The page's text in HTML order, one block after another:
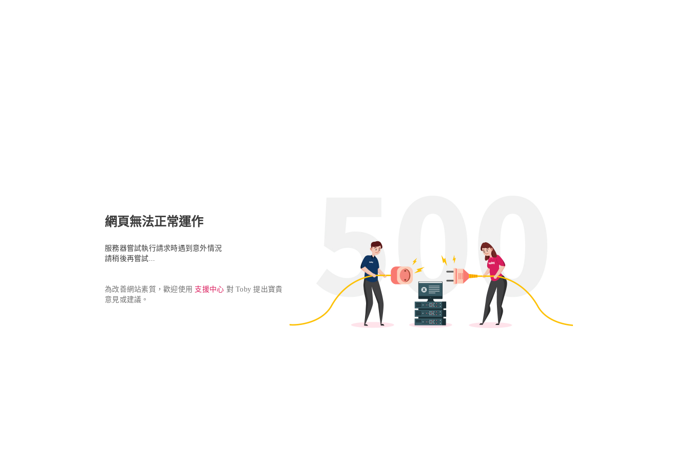
網頁無法正常運作
服務器嘗試執行請求時遇到意外情況
請稍後再嘗試...
為改善網站素質，歡迎使用 支援中心 對 Toby 提出寶貴
意見或建議。